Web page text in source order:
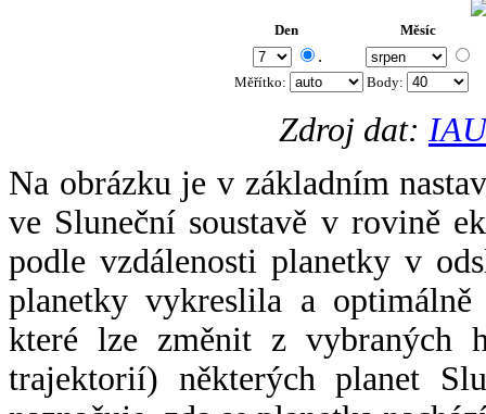
Den Měsíc
.
Měřítko: Body:
Zdroj dat:
Na obrázku je v základním
ve Sluneční soustavě v rovině
podle vzdálenosti planetky v
planetky vykreslila a
které lze změnit z vybraných
trajektorií) některých planet